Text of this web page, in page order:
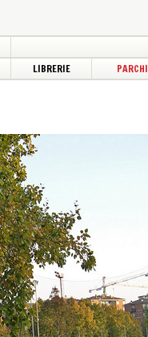
LIBRERIE PARCHI